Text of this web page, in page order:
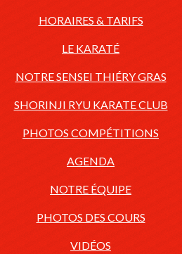
HORAIRES & TARIFS
LE KARATÉ
NOTRE SENSEI THIÉRY GRAS
SHORINJI RYU KARATE CLUB
PHOTOS COMPÉTITIONS
AGENDA
NOTRE ÉQUIPE
PHOTOS DES COURS
VIDÉOS